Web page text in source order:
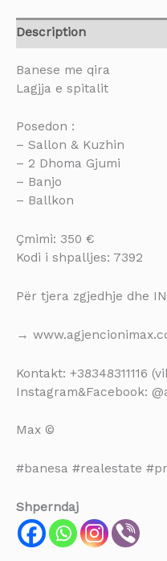
Description
Banese me qira
Lagjja e spitalit
Posedon :
– Sallon & Kuzhin
– 2 Dhoma Gjumi
– Banjo
– Ballkon
Çmimi: 350 €
Kodi i shpalljes: 7392
Për tjera zgjedhje dhe
→
Kontakt: +38348311116
Instagram&Facebook:
Max ©
#banesa #realestate
Shperndaj